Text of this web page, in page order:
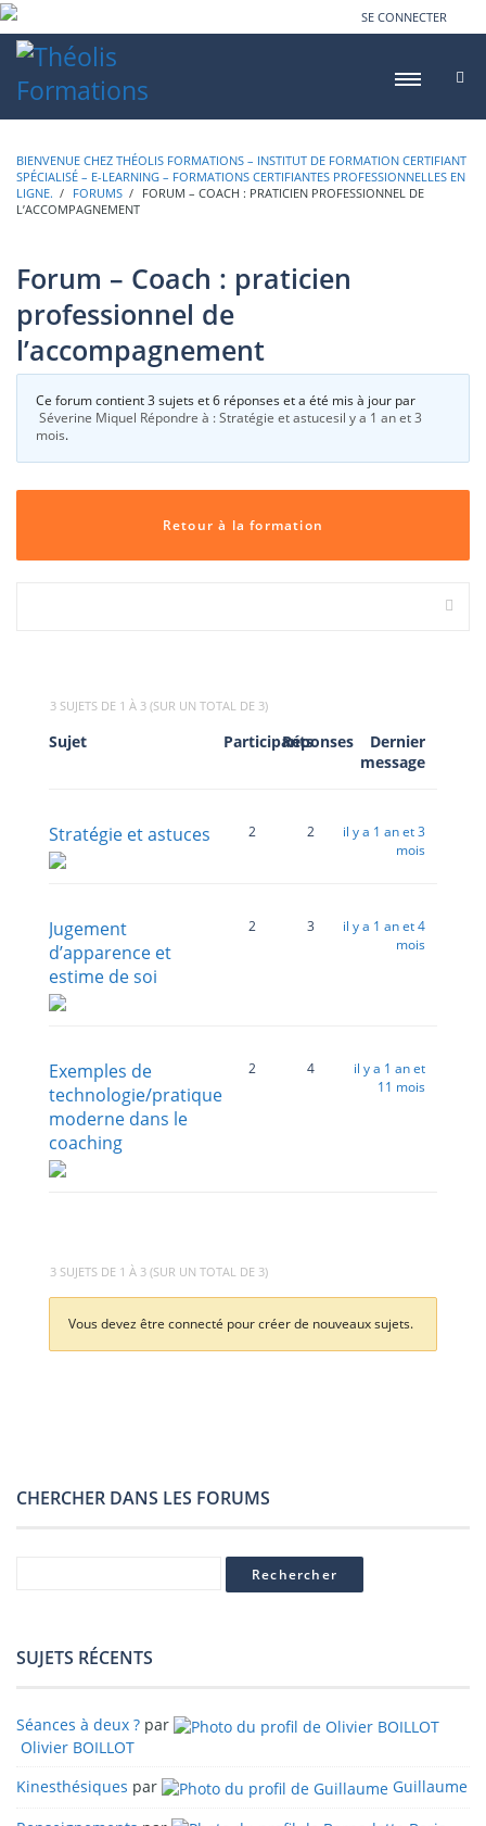
SE CONNECTER
BIENVENUE CHEZ THÉOLIS FORMATIONS – INSTITUT DE FORMATION CERTIFIANT
SPÉCIALISÉ – E-LEARNING – FORMATIONS CERTIFIANTES PROFESSIONNELLES EN
LIGNE.
FORUMS
FORUM – COACH : PRATICIEN PROFESSIONNEL DE
L’ACCOMPAGNEMENT
Forum – Coach : praticien
professionnel de
l’accompagnement
Ce forum contient 3 sujets et 6 réponses et a été mis à jour par
Séverine Miquel Répondre à : Stratégie et astucesil y a 1 an et 3
mois.
Retour à la formation
3 SUJETS DE 1 À 3 (SUR UN TOTAL DE 3)
Sujet ParticipantsRéponses
Dernier
message
Stratégie et astuces 2 2
il y a 1 an et 3
mois
Jugement
d’apparence et
estime de soi
2 3
il y a 1 an et 4
mois
Exemples de
technologie/pratique
moderne dans le
coaching
2 4
il y a 1 an et
11 mois
3 SUJETS DE 1 À 3 (SUR UN TOTAL DE 3)
Vous devez être connecté pour créer de nouveaux sujets.
CHERCHER DANS LES FORUMS
SUJETS RÉCENTS
Séances à deux ? par
Olivier BOILLOT
Kinesthésiques par
Guillaume